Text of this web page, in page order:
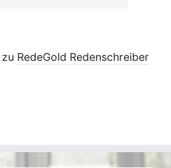
RedeGold Reden­schreiber